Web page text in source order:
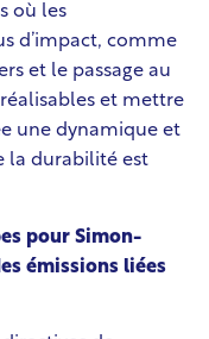
où les
d’impact, comme
et le passage au
et mettre
une dynamique et
la durabilité est
pour Simon-
émissions liées